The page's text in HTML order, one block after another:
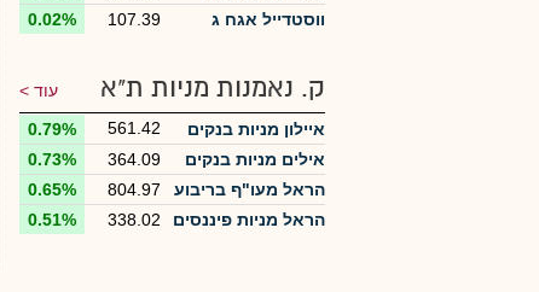
ווסטדייל אגח ג
107.39
0.02%
ק. נאמנות מניות ת"א
עוד >
איילון מניות בנקים
561.42
0.79%
אילים מניות בנקים
364.09
0.73%
הראל מעו"ף בריבוע
804.97
0.65%
הראל מניות פיננסים
338.02
0.51%